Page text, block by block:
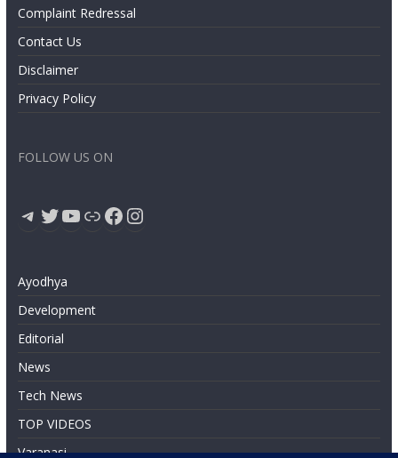
Complaint Redressal
Contact Us
Disclaimer
Privacy Policy
FOLLOW US ON
Telegram
Twitter
YouTube
LinkFacebook
Instagram
Ayodhya
Development
Editorial
News
Tech News
TOP VIDEOS
Varanasi